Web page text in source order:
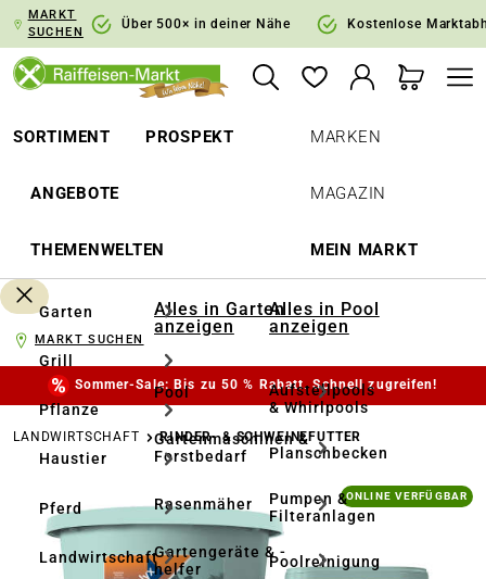
Zur Hauptnavigation springen
MARKT
SUCHEN
Über 500× in deiner Nähe Kostenlose
SORTIMENT PROSPEKT
ANGEBOTE
THEMENWELTEN
MARKEN
MAGAZIN
MEIN MARKT
Garten
Grill
Pflanze
Haustier
Pferd
Landwirtschaft
Alles in Garten
anzeigen
Pool
Gartenmaschinen &
Forstbedarf
Rasenmäher
Gartengeräte & -
helfer
Alles in Pool
anzeigen
Aufstellpools
& Whirlpools
Planschbecken
Pumpen &
Filteranlagen
Poolreinigung
MARKT SUCHEN
Sommer-Sale: Bis zu 50 % Rabatt. Schnell zugreifen!
LANDWIRTSCHAFT RINDER- & SCHWEINEFUTTER
Bildergalerie überspringen ONLINE VERFÜGBAR